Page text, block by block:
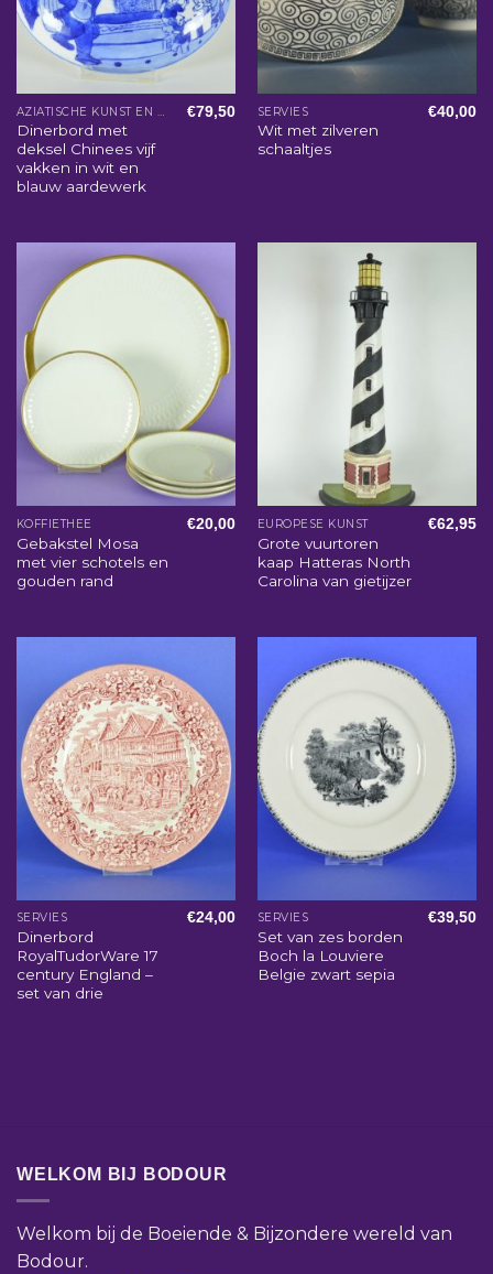
AZIATISCHE KUNST EN WOONACCESSOIRES
Dinerbord met
deksel Chinees vijf
vakken in wit en
blauw aardewerk
€79,50 SERVIES
Wit met zilveren
schaaltjes
€40,00
KOFFIETHEE
Gebakstel Mosa
met vier schotels en
gouden rand
€20,00 EUROPESE KUNST
Grote vuurtoren
kaap Hatteras North
Carolina van gietijzer
€62,95
SERVIES
Dinerbord
RoyalTudorWare 17
century England –
set van drie
€24,00 SERVIES
Set van zes borden
Boch la Louviere
Belgie zwart sepia
€39,50
WELKOM BIJ BODOUR
Welkom bij de Boeiende & Bijzondere wereld van
Bodour.